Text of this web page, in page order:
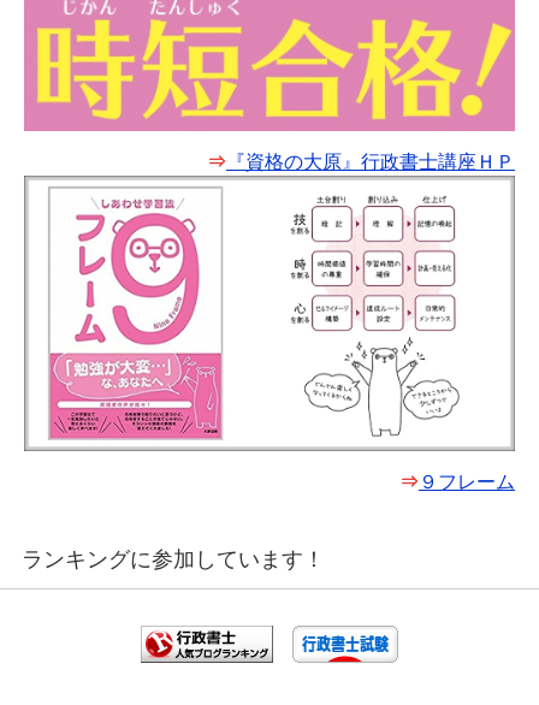
⇒ 『資格の大原』行政書士講座ＨＰ
⇒ ９フレーム
ランキングに参加しています！